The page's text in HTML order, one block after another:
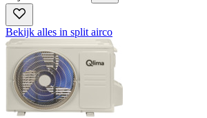
Bekijk alles in split airco